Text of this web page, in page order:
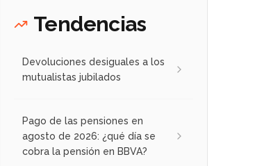
Tendencias
Devoluciones desiguales a los
mutualistas jubilados
Pago de las pensiones en
agosto de 2026: ¿qué día se
cobra la pensión en BBVA?